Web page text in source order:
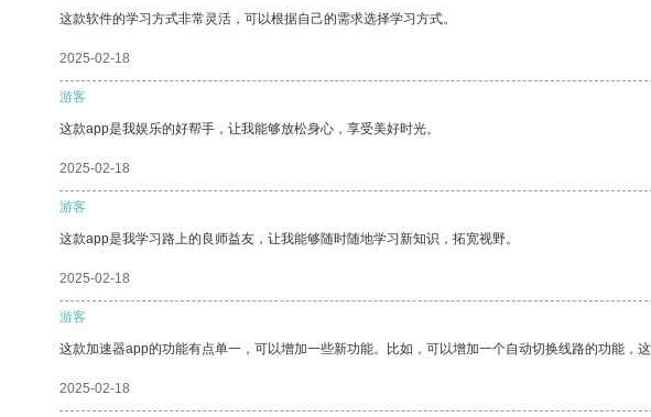
这款软件的学习方式非常灵活，可以根据自己的需求选择学习方式。
2025-02-18
游客
这款app是我娱乐的好帮手，让我能够放松身心，享受美好时光。
2025-02-18
游客
这款app是我学习路上的良师益友，让我能够随时随地学习新知识，拓宽视野。
2025-02-18
游客
这款加速器app的功能有点单一，可以增加一些新功能。比如，可以增加一个自动切换线路的功能，
2025-02-18